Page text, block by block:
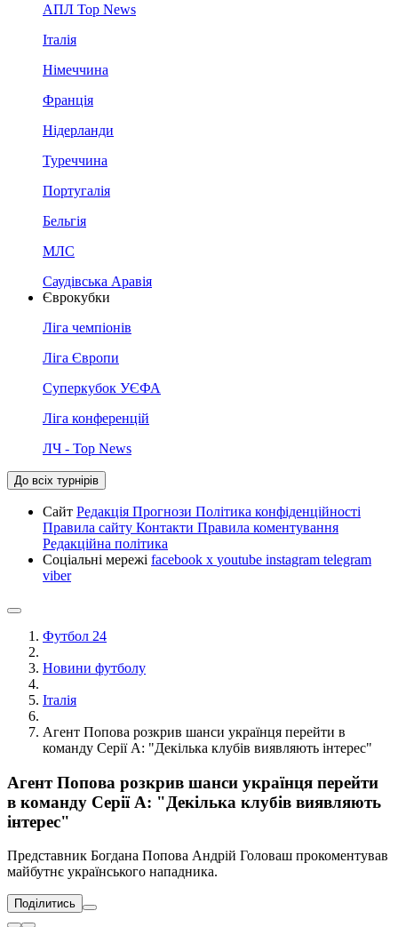
АПЛ Top News
Італія
Німеччина
Франція
Нідерланди
Туреччина
Португалія
Бельгія
МЛС
Саудівська Аравія
Єврокубки
Ліга чемпіонів
Ліга Європи
Суперкубок УЄФА
Ліга конференцій
ЛЧ - Top News
До всіх турнірів
Сайт Редакція Прогнози Політика конфіденційності
Правила сайту Контакти Правила коментування
Редакційна політика
Соціальні мережі facebook x youtube instagram telegram
viber
Футбол 24
Новини футболу
Італія
Агент Попова розкрив шанси українця перейти в
команду Серії А: "Декілька клубів виявляють інтерес"
Агент Попова розкрив шанси українця перейти
в команду Серії А: "Декілька клубів виявляють
інтерес"
Представник Богдана Попова Андрій Головаш прокоментував
майбутнє українського нападника.
Поділитись